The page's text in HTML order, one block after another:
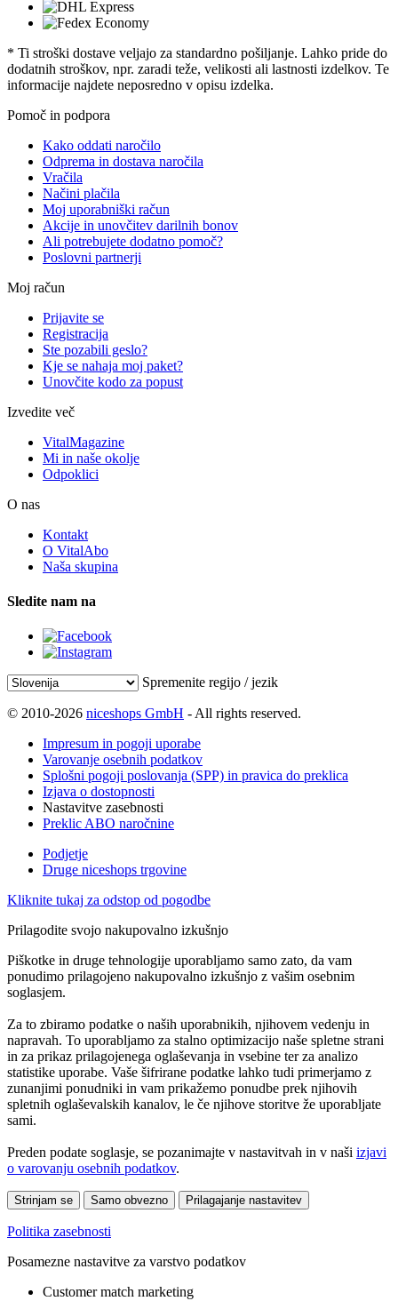
* Ti stroški dostave veljajo za standardno pošiljanje. Lahko pride do
dodatnih stroškov, npr. zaradi teže, velikosti ali lastnosti izdelkov. Te
informacije najdete neposredno v opisu izdelka.
Pomoč in podpora
Kako oddati naročilo
Odprema in dostava naročila
Vračila
Načini plačila
Moj uporabniški račun
Akcije in unovčitev darilnih bonov
Ali potrebujete dodatno pomoč?
Poslovni partnerji
Moj račun
Prijavite se
Registracija
Ste pozabili geslo?
Kje se nahaja moj paket?
Unovčite kodo za popust
Izvedite več
VitalMagazine
Mi in naše okolje
Odpoklici
O nas
Kontakt
O VitalAbo
Naša skupina
Sledite nam na
Spremenite regijo / jezik
© 2010-2026 niceshops GmbH - All rights reserved.
Impresum in pogoji uporabe
Varovanje osebnih podatkov
Splošni pogoji poslovanja (SPP) in pravica do preklica
Izjava o dostopnosti
Nastavitve zasebnosti
Preklic ABO naročnine
Podjetje
Druge niceshops trgovine
Kliknite tukaj za odstop od pogodbe
Prilagodite svojo nakupovalno izkušnjo
Piškotke in druge tehnologije uporabljamo samo zato, da vam
ponudimo prilagojeno nakupovalno izkušnjo z vašim osebnim
soglasjem.
Za to zbiramo podatke o naših uporabnikih, njihovem vedenju in
napravah. To uporabljamo za stalno optimizacijo naše spletne strani
in za prikaz prilagojenega oglaševanja in vsebine ter za analizo
statistike uporabe. Vaše šifrirane podatke lahko tudi primerjamo z
zunanjimi ponudniki in vam prikažemo ponudbe prek njihovih
spletnih oglaševalskih kanalov, le če njihove storitve že uporabljate
sami.
Preden podate soglasje, se pozanimajte v nastavitvah in v naši izjavi
o varovanju osebnih podatkov.
Strinjam se Samo obvezno Prilagajanje nastavitev
Politika zasebnosti
Posamezne nastavitve za varstvo podatkov
Customer match marketing